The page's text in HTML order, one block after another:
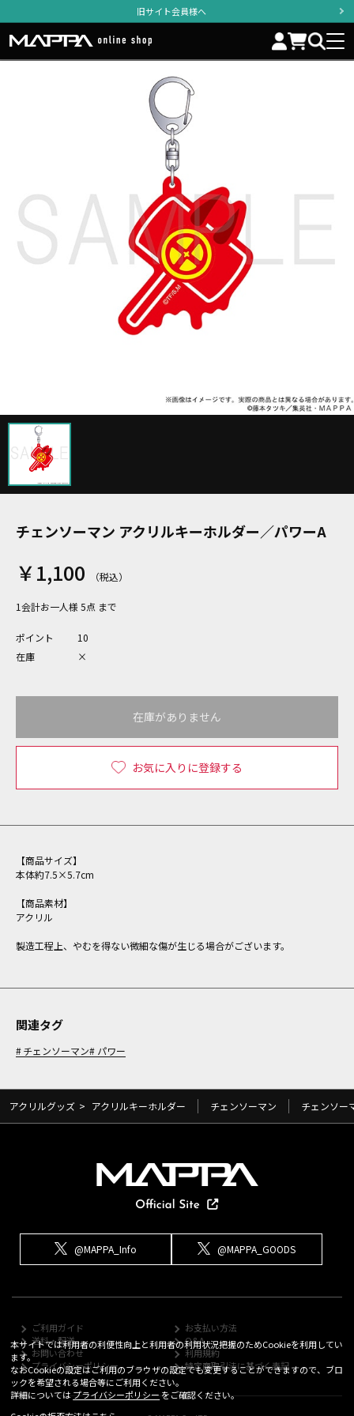
旧サイト会員様へ
チェンソーマン アクリルキーホルダー／パワーA
￥1,100
1会計お一人様 5点 まで
ポイント
10
在庫
×
お気に入りに登録する
在庫がありません
【商品サイズ】
本体約7.5×5.7cm
【商品素材】
アクリル
製造工程上、やむを得ない微細な傷が生じる場合がございます。
関連タグ
チェンソーマン パワー
アクリルグッズ > アクリルキーホルダー チェンソーマン チェンソー
@MAPPA_Info @MAPPA_GOODS
ご利用ガイド
お支払い方法
送料・配送
Q&A
お問い合わせ
利用規約
プライバシーポリシー
特定商取引法に基づく表記
本サイトでは利用者の利便性向上と利用者の利用状況把握のためCookieを利用してい
ます。
なおCookieの設定はご利用のブラウザの設定でも変更することができますので、ブロ
ックを希望される場合等にご利用ください。
詳細についてはプライバシーポリシーをご確認ください。